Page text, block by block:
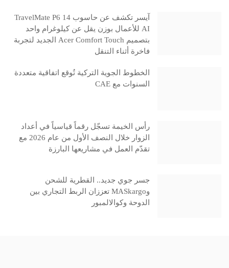
آيسر تكشف عن حاسوب TravelMate P6 14
AI للأعمال بوزن يقل عن كيلوغرام واحد
بتصميم Acer Comfort Touch الجديد لتجربة
فاخرة أثناء التنقل
الخطوط الجوية التركية تُوقع اتفاقية متعددة
السنوات مع CAE
رأس الخيمة تسجّل رقماً قياسياً في أعداد
الزوار خلال النصف الأول من عام 2026 مع
تقدّم العمل في مشاريعها البارزة
جسر جوي جديد.. القطرية للشحن
وMASkargo تعززان الربط التجاري بين
الدوحة وكوالالمبور